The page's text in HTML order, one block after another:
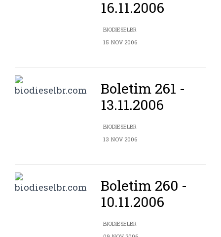
16.11.2006
BIODIESELBR
15 NOV 2006
Boletim 261 -
13.11.2006
BIODIESELBR
13 NOV 2006
Boletim 260 -
10.11.2006
BIODIESELBR